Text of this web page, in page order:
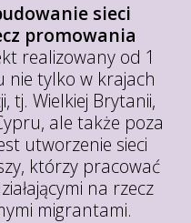
sieci
promowania
realizowany od 1
nie tylko w krajach
tj. Wielkiej Brytanii,
ale także poza
utworzenie sieci
którzy pracować
na rzecz
migrantami.